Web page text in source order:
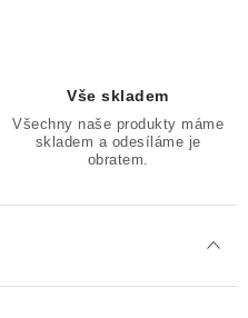
Vše skladem
Všechny naše produkty máme
skladem a odesíláme je
obratem.